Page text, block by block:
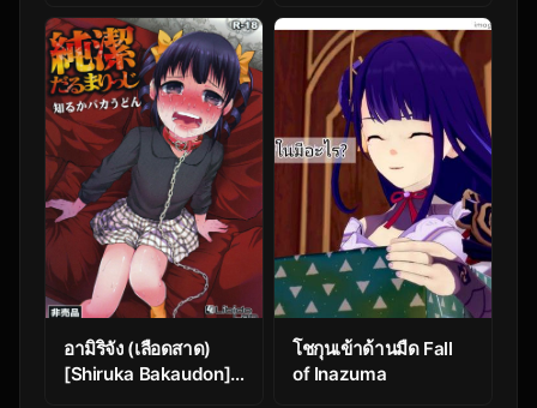
อามิริจัง (เลือดสาด)
[Shiruka Bakaudon]
โชกุนเข้าด้านมืด Fall
of Inazuma